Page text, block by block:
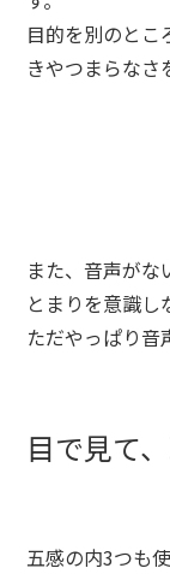
目的を別のと
きやつまらなさ
また、音声が
とまりを意識し
ただやっぱり音
目で見て
五感の内3つも